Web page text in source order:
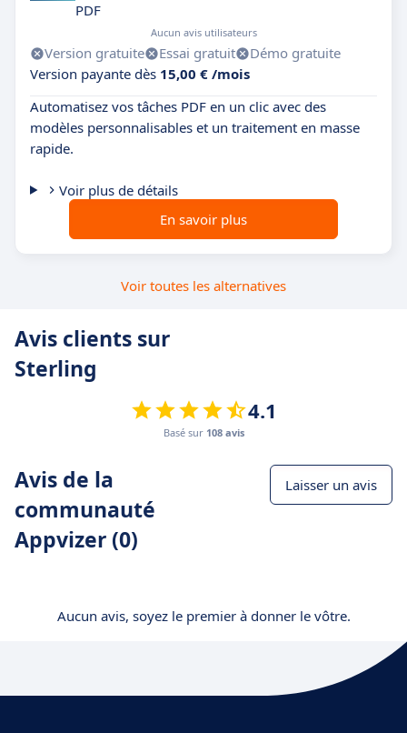
PDF
Aucun avis utilisateurs
Version gratuite Essai gratuit
Démo gratuite
Version payante dès 15,00 € /mois
Automatisez vos tâches PDF en un clic avec des
modèles personnalisables et un traitement en masse
rapide.
Voir plus de détails
En savoir plus
Voir toutes les alternatives
Avis clients sur
Sterling
4.1
Basé sur 108 avis
Avis de la
communauté
Appvizer (0)
Laisser un avis
Aucun avis, soyez le premier à donner le vôtre.